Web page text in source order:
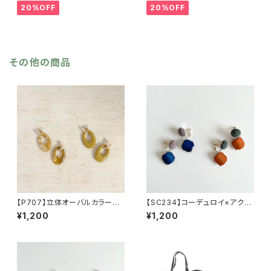
格子 マスタード キャメル
カーキ リサイクルポリエステ
20%OFF
ーシブル 幾何学柄 防寒 フ
リンジ 秋冬 羽織 ポンチ
20%OFF
その他の商品
【P707】立体オーバルカラーピ
アス【送料無料】オーバルモチー
フ オーバルピアス ぷっくり
¥1,200
【SC234】コーデュロイ×アクリ
ルイヤリング【送料無料】イヤー
アクセ カラーイヤリング 秋
¥1,200